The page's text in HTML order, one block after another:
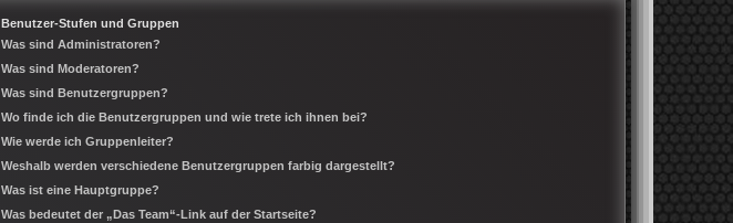
Benutzer-Stufen und Gruppen
Was sind Administratoren?
Was sind Moderatoren?
Was sind Benutzergruppen?
Wo finde ich die Benutzergruppen und wie trete ich ihnen bei?
Wie werde ich Gruppenleiter?
Weshalb werden verschiedene Benutzergruppen farbig dargestellt?
Was ist eine Hauptgruppe?
Was bedeutet der „Das Team“-Link auf der Startseite?